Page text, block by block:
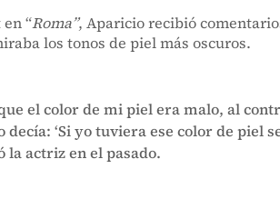
“Roma”, Aparicio recibió
los tonos de piel más oscuros.
el color de mi piel era malo, al
decía: ‘Si yo tuviera ese color de
la actriz en el pasado.